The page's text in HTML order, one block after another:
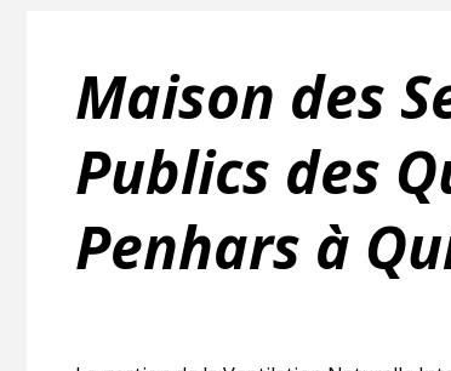
Maison des
Publics des
Penhars à